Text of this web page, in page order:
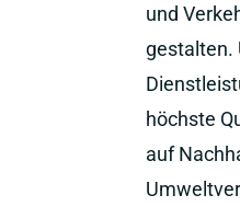
und
gestalten.
höchste
auf